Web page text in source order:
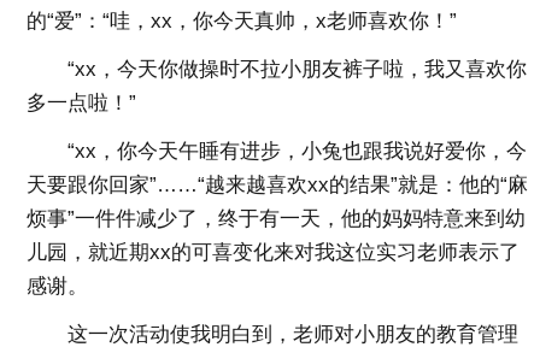
的“爱”：“哇，xx，你今天真帅，x老师喜欢你！”
“xx，今天你做操时不拉小朋友裤子啦，我又喜欢你
多一点啦！”
“xx，你今天午睡有进步，小兔也跟我说好爱你，今
天要跟你回家”……“越来越喜欢xx的结果”就是：他的“麻
烦事”一件件减少了，终于有一天，他的妈妈特意来到幼
儿园，就近期xx的可喜变化来对我这位实习老师表示了
感谢。
这一次活动使我明白到，老师对小朋友的教育管理